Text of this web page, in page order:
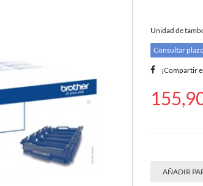
Unidad de
Consultar
¡Compartir
AÑADIR